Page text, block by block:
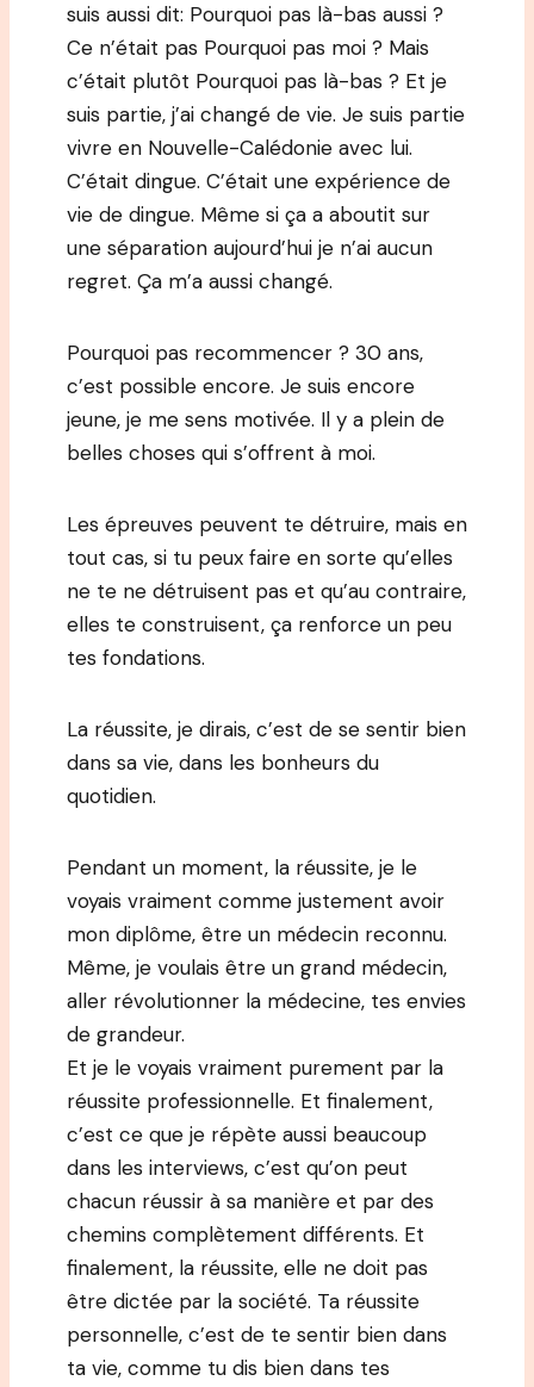
suis aussi dit: Pourquoi pas là-bas aussi ?
Ce n’était pas Pourquoi pas moi ? Mais
c’était plutôt Pourquoi pas là-bas ? Et je
suis partie, j’ai changé de vie. Je suis partie
vivre en Nouvelle-Calédonie avec lui.
C’était dingue. C’était une expérience de
vie de dingue. Même si ça a aboutit sur
une séparation aujourd’hui je n’ai aucun
regret. Ça m’a aussi changé.
Pourquoi pas recommencer ? 30 ans,
c’est possible encore. Je suis encore
jeune, je me sens motivée. Il y a plein de
belles choses qui s’offrent à moi.
Les épreuves peuvent te détruire, mais en
tout cas, si tu peux faire en sorte qu’elles
ne te ne détruisent pas et qu’au contraire,
elles te construisent, ça renforce un peu
tes fondations.
La réussite, je dirais, c’est de se sentir bien
dans sa vie, dans les bonheurs du
quotidien.
Pendant un moment, la réussite, je le
voyais vraiment comme justement avoir
mon diplôme, être un médecin reconnu.
Même, je voulais être un grand médecin,
aller révolutionner la médecine, tes envies
de grandeur.
Et je le voyais vraiment purement par la
réussite professionnelle. Et finalement,
c’est ce que je répète aussi beaucoup
dans les interviews, c’est qu’on peut
chacun réussir à sa manière et par des
chemins complètement différents. Et
finalement, la réussite, elle ne doit pas
être dictée par la société. Ta réussite
personnelle, c’est de te sentir bien dans
ta vie, comme tu dis bien dans tes